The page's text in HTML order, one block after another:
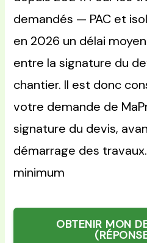
demandés — PAC et
en 2026 un délai
entre la signature du
chantier. Il est donc
votre demande de
signature du devis,
démarrage des
minimum
OBTENIR MON